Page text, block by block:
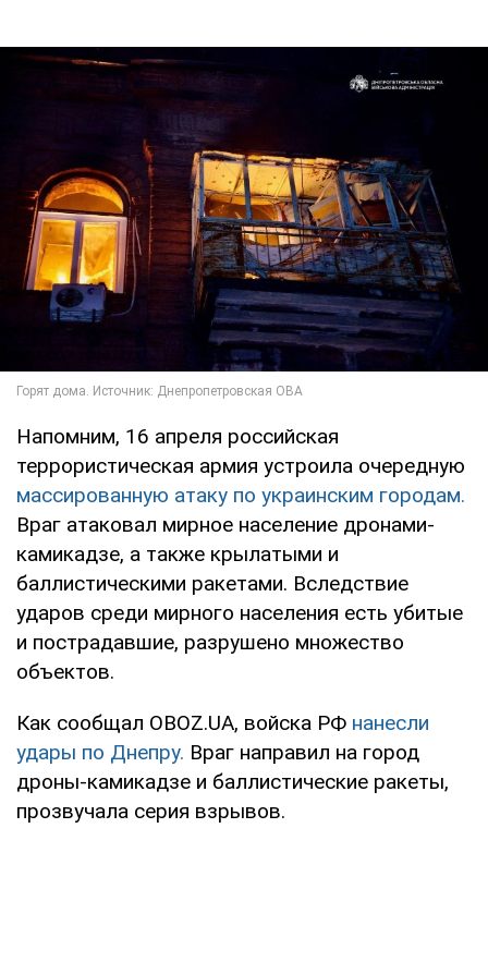
Напомним, 16 апреля российская
террористическая армия устроила очередную
массированную атаку по украинским городам.
Враг атаковал мирное население дронами-
камикадзе, а также крылатыми и
баллистическими ракетами. Вследствие
ударов среди мирного населения есть убитые
и пострадавшие, разрушено множество
объектов.
Как сообщал OBOZ.UA, войска РФ нанесли
удары по Днепру. Враг направил на город
дроны-камикадзе и баллистические ракеты,
прозвучала серия взрывов.